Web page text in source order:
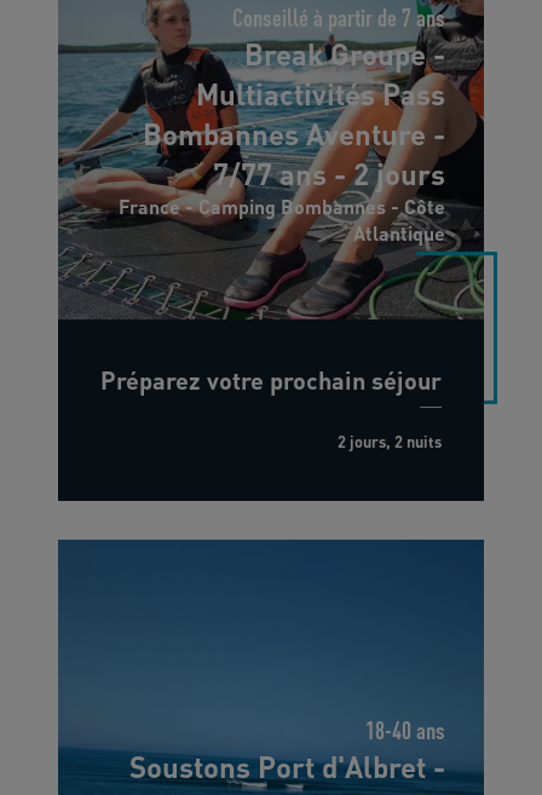
Conseillé à partir de 7 ans
Break Groupe -
Multiactivités Pass
Bombannes Aventure -
7/77 ans - 2 jours
France - Camping Bombannes - Côte
Atlantique
Préparez votre prochain séjour
2 jours, 2 nuits
18-40 ans
Soustons Port d'Albret -